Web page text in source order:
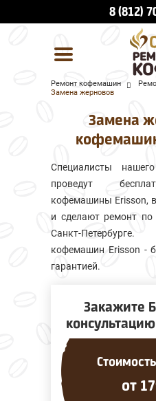
УСЛУГИ И ЦЕНЫ
О КОМПАНИИ
8 (812)
Ремонт кофемашин
Замена жерновов
Замена
Специалисты
проведут
кофемашины Erisson,
и сделают ремонт
Санкт-
кофемашин Erisson -
гарантией.
Закажите
от